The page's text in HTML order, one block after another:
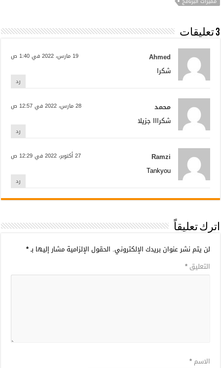
3 تعليقات
Ahmed 19 مارس، 2022 في 1:40 ص
شكرا
رد
محمد 28 مارس، 2022 في 12:57 ص
شكرااا جزيلا
رد
Ramzi 27 أكتوبر، 2022 في 12:29 ص
Tankyou
رد
اترك تعليقاً
لن يتم نشر عنوان بريدك الإلكتروني. الحقول الإلزامية مشار إليها بـ*
التعليق*
الاسم*